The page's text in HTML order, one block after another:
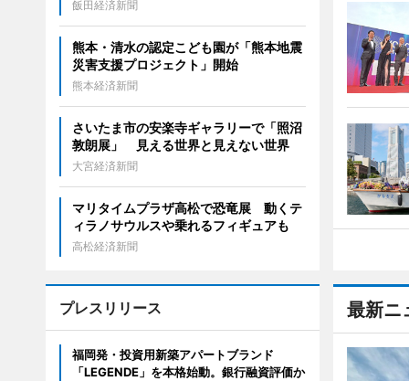
最新ニ
飯田経済新聞
熊本・清水の認定こども園が「熊本地震
災害支援プロジェクト」開始
熊本経済新聞
さいたま市の安楽寺ギャラリーで「照沼
敦朗展」 見える世界と見えない世界
大宮経済新聞
マリタイムプラザ高松で恐竜展 動くテ
ィラノサウルスや乗れるフィギュアも
高松経済新聞
プレスリリース
福岡発・投資用新築アパートブランド
「LEGENDE」を本格始動。銀行融資評価か